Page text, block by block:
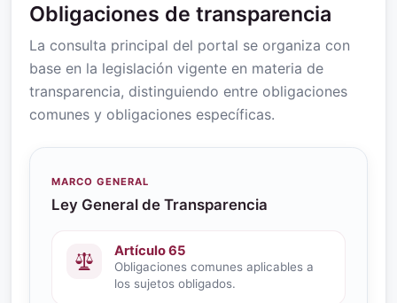
Obligaciones de transparencia
La consulta principal del portal se organiza con
base en la legislación vigente en materia de
transparencia, distinguiendo entre obligaciones
comunes y obligaciones específicas.
MARCO GENERAL
Ley General de Transparencia
Artículo 65
Obligaciones comunes aplicables a
los sujetos obligados.